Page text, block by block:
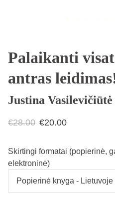
Palaikanti
antras
Justina Vasilevičiūtė
€28.00 €20.00
Skirtingi formatai (popierinė,
elektroninė)